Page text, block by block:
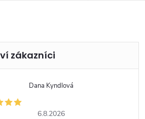
Dana Kyndlová
6.8.2026